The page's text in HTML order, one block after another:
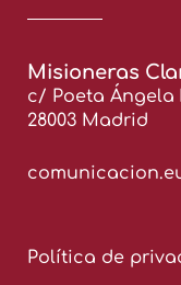
Misioneras
c/ Poeta Ángela
28003 Madrid
Política de